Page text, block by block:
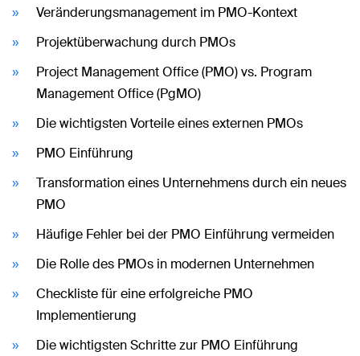
Veränderungsmanagement im PMO-Kontext
Projektüberwachung durch PMOs
Project Management Office (PMO) vs. Program
Management Office (PgMO)
Die wichtigsten Vorteile eines externen PMOs
PMO Einführung
Transformation eines Unternehmens durch ein neues
PMO
Häufige Fehler bei der PMO Einführung vermeiden
Die Rolle des PMOs in modernen Unternehmen
Checkliste für eine erfolgreiche PMO
Implementierung
Die wichtigsten Schritte zur PMO Einführung